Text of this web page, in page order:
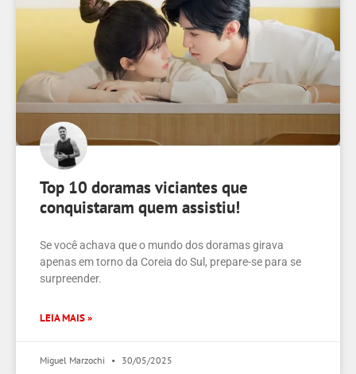
Top 10 doramas viciantes que
conquistaram quem assistiu!
Se você achava que o mundo dos doramas girava
apenas em torno da Coreia do Sul, prepare-se para se
surpreender.
LEIA MAIS »
Miguel Marzochi 30/05/2025